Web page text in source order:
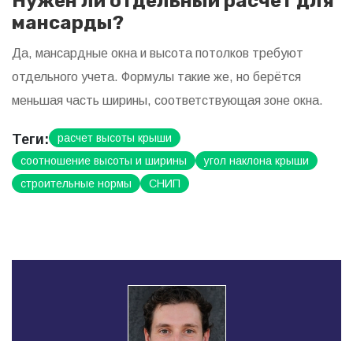
мансарды?
Да, мансардные окна и высота потолков требуют
отдельного учета. Формулы такие же, но берётся
меньшая часть ширины, соответствующая зоне окна.
Теги:
расчет высоты крыши
соотношение высоты и ширины
угол наклона крыши
строительные нормы
СНИП